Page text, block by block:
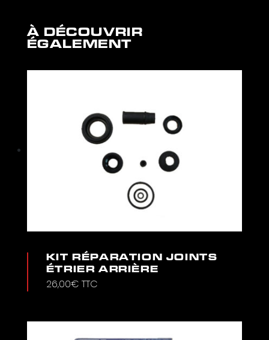
À DÉCOUVRIR
ÉGALEMENT
KIT RÉPARATION JOINTS
ÉTRIER ARRIÈRE
26,00€TTC